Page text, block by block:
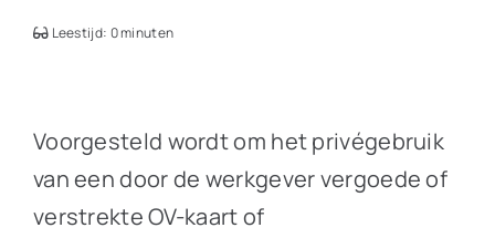
Leestijd: 0 minuten
Voorgesteld wordt om het privégebruik
van een door de werkgever vergoede of
verstrekte OV-kaart of